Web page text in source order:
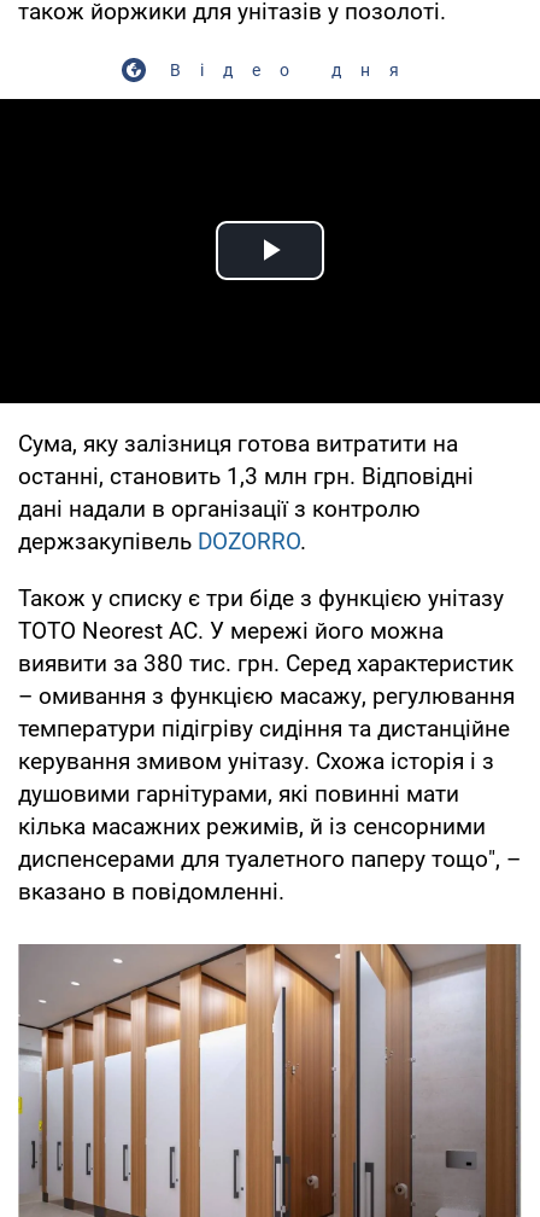
також йоржики для унітазів у позолоті.
Відео дня
Play Video
Сума, яку залізниця готова витратити на
останні, становить 1,3 млн грн. Відповідні
дані надали в організації з контролю
держзакупівель DOZORRO.
Також у списку є три біде з функцією унітазу
TOTO Neorest AC. У мережі його можна
виявити за 380 тис. грн. Серед характеристик
– омивання з функцією масажу, регулювання
температури підігріву сидіння та дистанційне
керування змивом унітазу. Схожа історія і з
душовими гарнітурами, які повинні мати
кілька масажних режимів, й із сенсорними
диспенсерами для туалетного паперу тощо", –
вказано в повідомленні.